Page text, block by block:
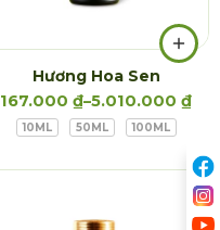
Hương Hoa Sen
167.000 ₫–5.010.000 ₫
10ML 50ML 100ML